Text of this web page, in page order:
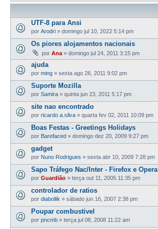
UTF-8 para Ansi
por Arodri » domingo jul 10, 2022 5:14 pm
Os piores alojamentos nacionais
por Ana » domingo jul 24, 2011 3:15 pm
ajuda
por ming » sexta ago 26, 2011 9:02 pm
Suporte Mozilla
por Samira » quinta jun 23, 2011 5:17 pm
site nao encontrado
por ricardo a.silva » quarta fev 02, 2011 10:09 pm
Boas Festas - Greetings Holidays
por Barefaced » domingo dez 20, 2009 9:27 pm
gadget
por Nuno Rodrigues » sexta abr 10, 2009 7:28 pm
Sapo Tráfego Nac/Inter - Firefox e Opera
por Guardião » terça out 11, 2005 11:35 pm
controlador de ratios
por diabollik » sábado jun 16, 2007 2:38 pm
Poupar combustivel
por pncmb » terça jul 08, 2008 11:22 am